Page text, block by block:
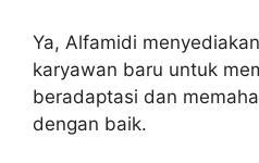
Ya, Alfamidi
karyawan baru untuk
beradaptasi dan
dengan baik.